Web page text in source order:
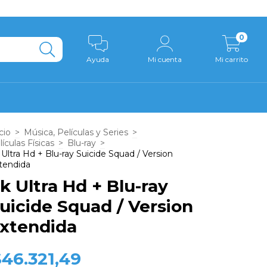
Ayuda Mi cuenta Mi carrito
0
> Música, Películas y Series >
Físicas > Blu-ray >
Hd + Blu-ray Suicide Squad / Version
Ultra Hd + Blu-ray
Squad / Version